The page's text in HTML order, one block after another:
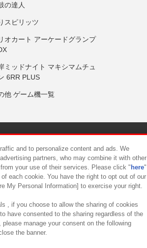
の達人
スピリッツ
オカート アーケードグランプ
ミッドナイト マキシマムチュ
6RR PLUS
他 ゲーム機一覧
供について カスタマーハラスメント対応方
and to personalize content and ads. We
partners, who may combine it with other
your use of their services. Please click " here"
each cookie. You have the right to opt out of our
My Personal Information] to exercise your right.
, if you choose to allow the sharing of cookies
have consented to the sharing regardless of the
manage your consent on the following
the banner.